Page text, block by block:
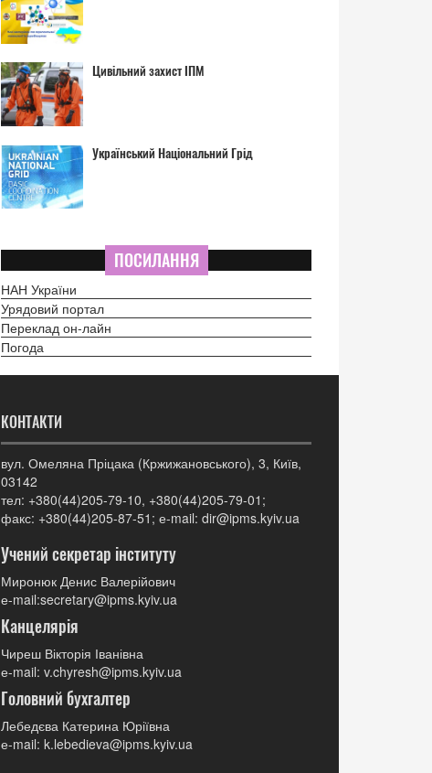
Цивільний захист ІПМ
Український Національний Грід
ПОСИЛАННЯ
НАН України
Урядовий портал
Переклад он-лайн
Погода
КОНТАКТИ
вул. Омеляна Пріцака (Кржижановського), 3, Київ,
03142
тел: +380(44)205-79-10, +380(44)205-79-01;
факс: +380(44)205-87-51; е-mail: dir@ipms.kyiv.ua
Учений секретар інституту
Миронюк Денис Валерійович
е-mail:secretary@ipms.kyiv.ua
Канцелярія
Чиреш Вікторія Іванівна
е-mail: v.chyresh@ipms.kyiv.ua
Головний бухгалтер
Лебедєва Катерина Юріївна
е-mail: k.lebedieva@ipms.kyiv.ua